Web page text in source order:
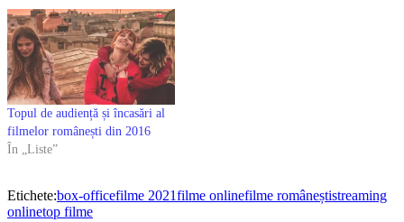
Topul de audiență și încasări al
filmelor românești din 2016
În „Liste”
Etichete:box-officefilme 2021filme onlinefilme româneștistreaming
onlinetop filme